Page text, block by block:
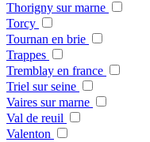
Thorigny sur marne
Torcy
Tournan en brie
Trappes
Tremblay en france
Triel sur seine
Vaires sur marne
Val de reuil
Valenton